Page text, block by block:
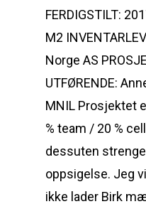
FERDIGSTILT:
M2
Norge AS
UTFØRENDE:
MNIL Prosjektet
% team / 20 %
dessuten
oppsigelse. Jeg
ikke lader Birk